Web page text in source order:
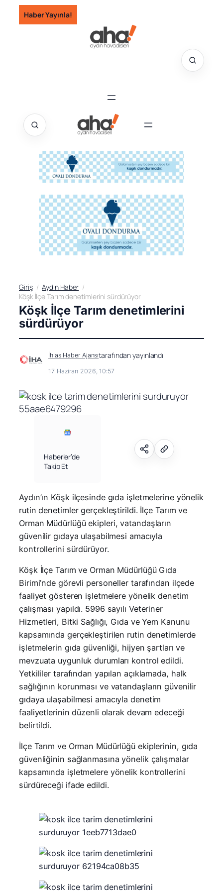
İçeriğe
geç
Haber Yayınla!
Giriş
Aydın Haber
Köşk İlçe Tarım denetimlerini sürdürüyor
Köşk İlçe Tarım denetimlerini
sürdürüyor
İhlas Haber Ajansıtarafından yayınlandı
17 Haziran 2026, 10:57
Haberler’de
Takip Et
Aydın’ın Köşk ilçesinde gıda işletmelerine yönelik
rutin denetimler gerçekleştirildi. İlçe Tarım ve
Orman Müdürlüğü ekipleri, vatandaşların
güvenilir gıdaya ulaşabilmesi amacıyla
kontrollerini sürdürüyor.
Köşk İlçe Tarım ve Orman Müdürlüğü Gıda
Birimi’nde görevli personeller tarafından ilçede
faaliyet gösteren işletmelere yönelik denetim
çalışması yapıldı. 5996 sayılı Veteriner
Hizmetleri, Bitki Sağlığı, Gıda ve Yem Kanunu
kapsamında gerçekleştirilen rutin denetimlerde
işletmelerin gıda güvenliği, hijyen şartları ve
mevzuata uygunluk durumları kontrol edildi.
Yetkililer tarafından yapılan açıklamada, halk
sağlığının korunması ve vatandaşların güvenilir
gıdaya ulaşabilmesi amacıyla denetim
faaliyetlerinin düzenli olarak devam edeceği
belirtildi.
İlçe Tarım ve Orman Müdürlüğü ekiplerinin, gıda
güvenliğinin sağlanmasına yönelik çalışmalar
kapsamında işletmelere yönelik kontrollerini
sürdüreceği ifade edildi.